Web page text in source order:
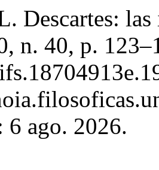
Descartes:
n. 40, p.
6 ago. 2026.